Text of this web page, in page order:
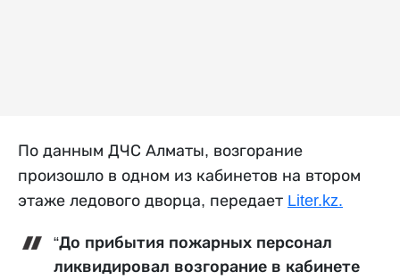
По данным ДЧС Алматы, возгорание
произошло в одном из кабинетов на втором
этаже ледового дворца, передает Liter.kz.
“До прибытия пожарных персонал
ликвидировал возгорание в кабинете